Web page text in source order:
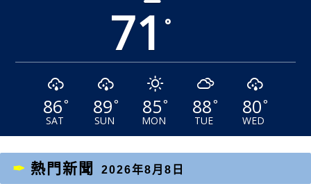
71 °
86°
SAT
89°
SUN
85°
MON
88°
TUE
80°
WED
熱門新聞 2026年8月8日